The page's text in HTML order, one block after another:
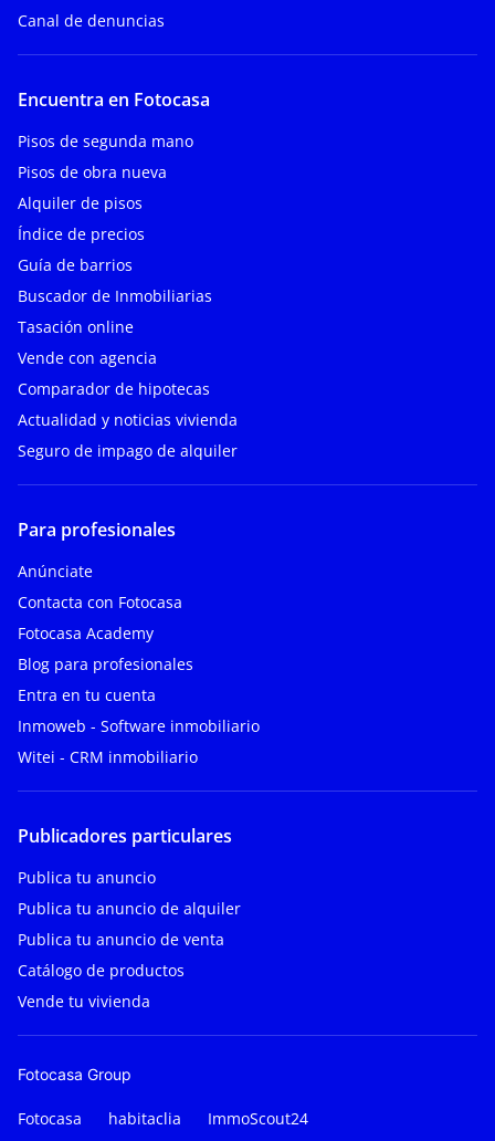
Canal de denuncias
Encuentra en Fotocasa
Pisos de segunda mano
Pisos de obra nueva
Alquiler de pisos
Índice de precios
Guía de barrios
Buscador de Inmobiliarias
Tasación online
Vende con agencia
Comparador de hipotecas
Actualidad y noticias vivienda
Seguro de impago de alquiler
Para profesionales
Anúnciate
Contacta con Fotocasa
Fotocasa Academy
Blog para profesionales
Entra en tu cuenta
Inmoweb - Software inmobiliario
Witei - CRM inmobiliario
Publicadores particulares
Publica tu anuncio
Publica tu anuncio de alquiler
Publica tu anuncio de venta
Catálogo de productos
Vende tu vivienda
Fotocasa Group
Fotocasa habitaclia ImmoScout24